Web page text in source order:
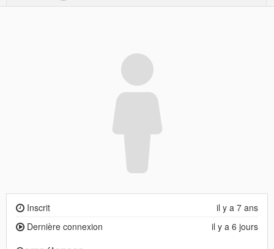
il y a 7 ans
Inscrit
il y a 6 jours
Dernière connexion